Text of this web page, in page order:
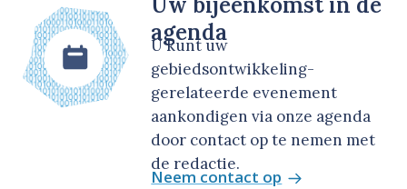
agenda
U kunt uw
gebiedsontwikkeling-
gerelateerde evenement
aankondigen via onze agenda
door contact op te nemen met
de redactie.
Neem contact op